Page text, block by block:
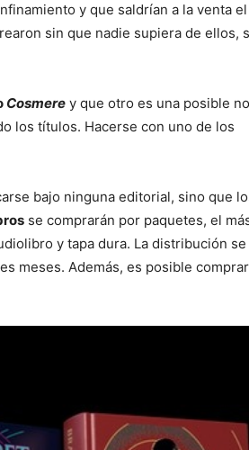
y que saldrían a la venta el
sin que nadie supiera de ellos,
Cosmere y que otro es una posible
los títulos. Hacerse con uno de los
bajo ninguna editorial, sino que
se comprarán por paquetes, el
y tapa dura. La distribución se
meses. Además, es posible